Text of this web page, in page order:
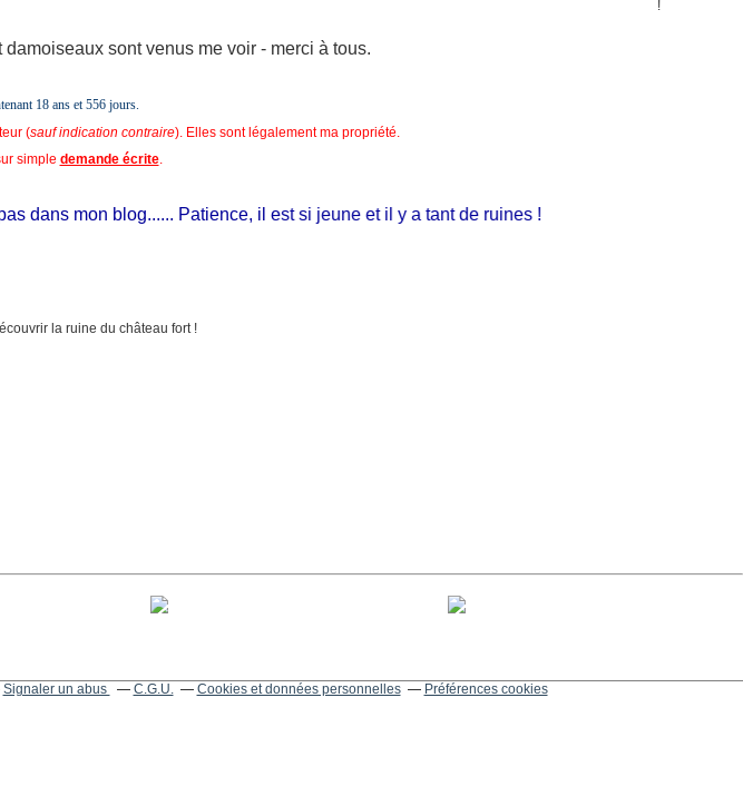
damoiseaux sont venus me voir - merci à tous.
18 ans et556 jours.
(sauf indication contraire). Elles sont légalement ma propriété.
simple demande écrite.
dans mon blog...... Patience, il est si jeune et il y a tant de ruines !
Signaler un abus C.G.U. Cookies et données personnelles Préférences cookies